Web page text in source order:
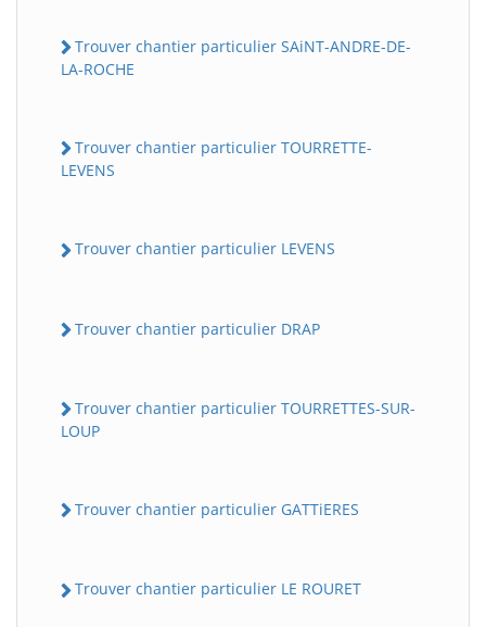
Trouver chantier particulier SAiNT-ANDRE-DE-
LA-ROCHE
Trouver chantier particulier TOURRETTE-
LEVENS
Trouver chantier particulier LEVENS
Trouver chantier particulier DRAP
Trouver chantier particulier TOURRETTES-SUR-
LOUP
Trouver chantier particulier GATTiERES
Trouver chantier particulier LE ROURET